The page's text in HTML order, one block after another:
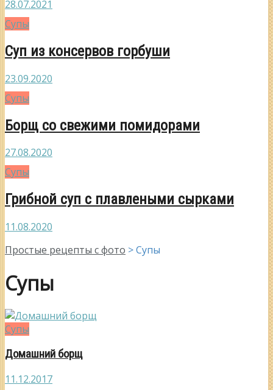
28.07.2021
Супы
Суп из консервов горбуши
23.09.2020
Супы
Борщ со свежими помидорами
27.08.2020
Супы
Грибной суп с плавлеными сырками
11.08.2020
Простые рецепты с фото >Супы
Супы
Супы
Домашний борщ
11.12.2017